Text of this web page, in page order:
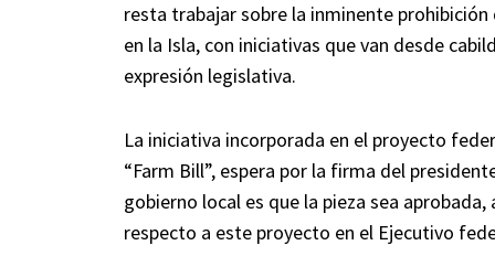
resta trabajar sobre la inminente
en la Isla, con iniciativas que van desde
expresión legislativa.
La iniciativa incorporada en el proyecto
“Farm Bill”, espera por la firma del
gobierno local es que la pieza sea
respecto a este proyecto en el Ejecutivo